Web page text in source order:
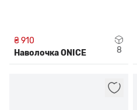
₴ 910
Наволочка ONICE
8